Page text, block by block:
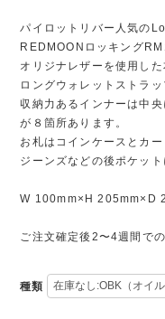
パイロットリバー人気の
REDMOONロッキングRM
オリジナレザーを使用し
ロングウォレットストラ
収納力あるインナーは中
が８箇所あります。
お札はコインケースとカ
ジーンズなどの後ポケッ
W 100mm×H 205mm×D
ご注文確定後2〜4週間で
種類